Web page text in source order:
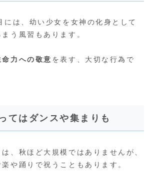
には、幼い少女を女神の化身として
う風習もあります。
力への敬意 を表す、大切な行為で
てはダンスや集まりも
、秋ほど大規模ではありませんが、
や踊りで祝うこともあります。